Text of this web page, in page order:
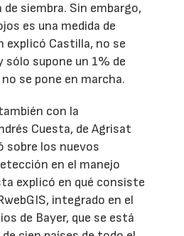
siembra. Sin embargo,
es una medida de
explicó Castilla, no se
sólo supone un 1% de
se pone en marcha.
con la
Cuesta, de Agrisat
sobre los nuevos
en el manejo
explicó en qué consiste
integrado en el
de Bayer, que se está